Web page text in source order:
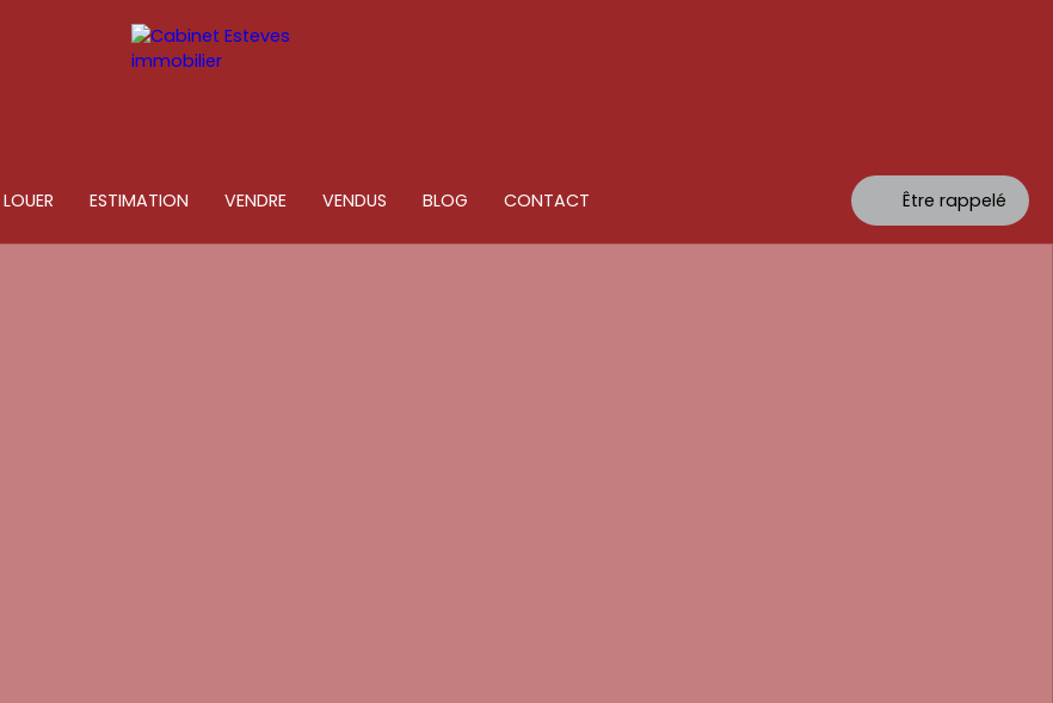
LOUER ESTIMATION VENDRE VENDUS BLOG CONTACT Être rappelé